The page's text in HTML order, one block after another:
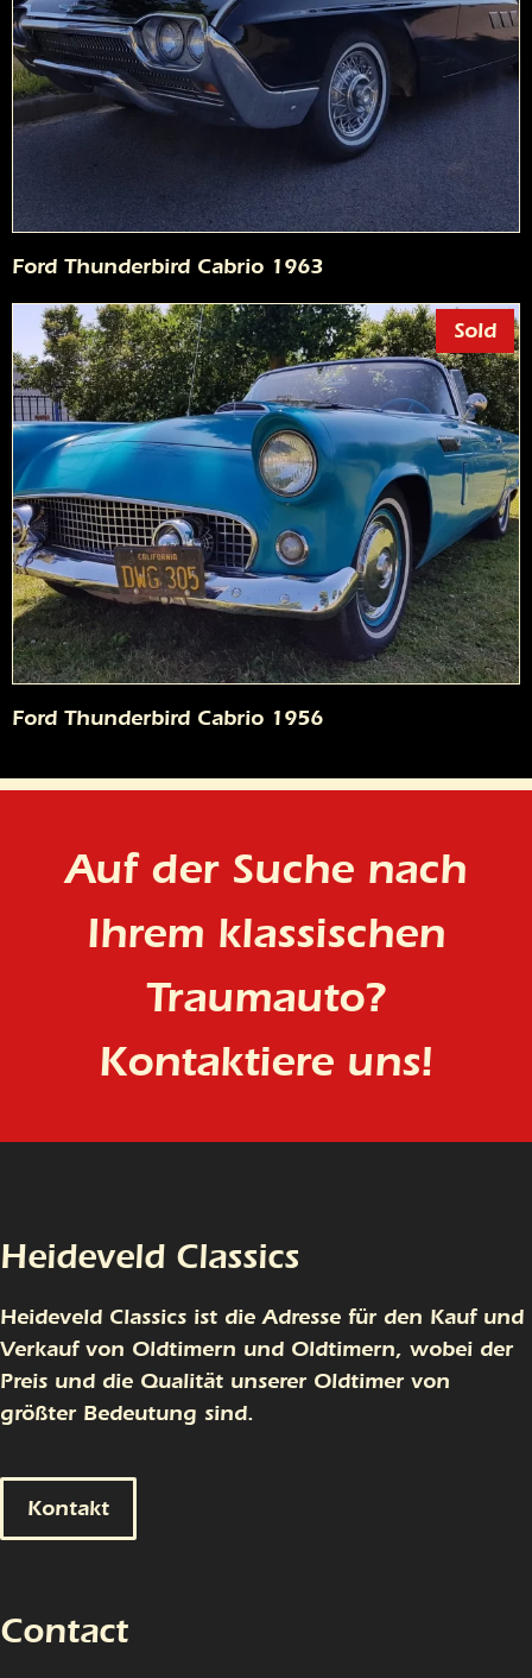
Ford Thunderbird Cabrio 1963
Sold
Ford Thunderbird Cabrio 1956
Auf der Suche nach
Ihrem klassischen
Traumauto?
Kontaktiere uns!
Heideveld Classics
Heideveld Classics ist die Adresse für den Kauf und
Verkauf von Oldtimern und Oldtimern, wobei der
Preis und die Qualität unserer Oldtimer von
größter Bedeutung sind.
Kontakt
Contact